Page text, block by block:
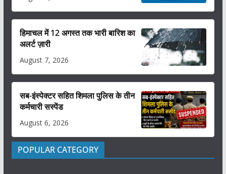
हिमाचल में 12 अगस्त तक भारी बारिश का
अलर्ट ज़ारी
August 7, 2026
सब-इंस्पेक्टर सहित शिमला पुलिस के तीन
कर्मचारी सस्पेंड
August 6, 2026
POPULAR CATEGORY